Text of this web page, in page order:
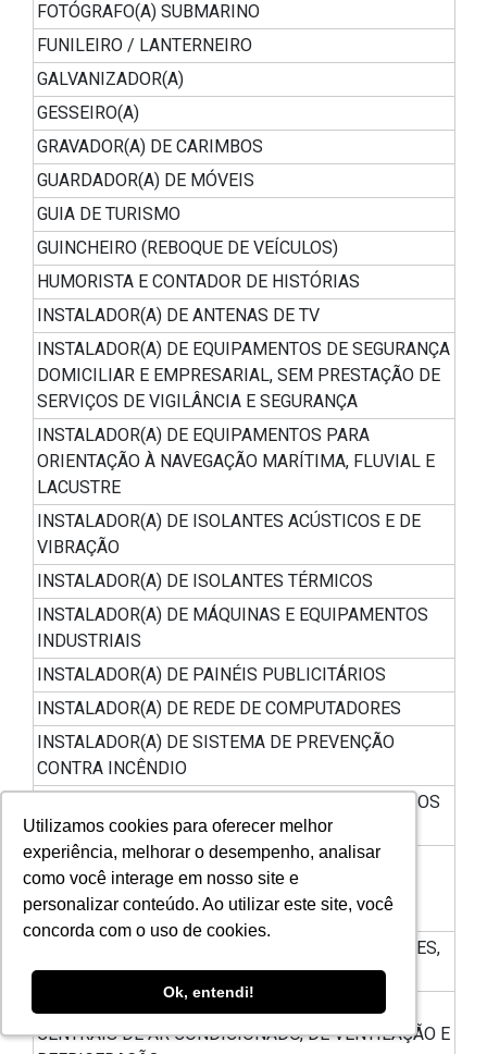
Utilizamos cookies para oferecer melhor
experiência, melhorar o desempenho, analisar
como você interage em nosso site e
personalizar conteúdo. Ao utilizar este site, você
concorda com o uso de cookies.
Ok, entendi!
Utilizamos cookies para oferecer melhor
experiência, melhorar o desempenho, analisar
como você interage em nosso site e
personalizar conteúdo. Ao utilizar este site, você
concorda com o uso de cookies.
Ok, entendi!
FOTÓGRAFO(A) SUBMARINO
FUNILEIRO / LANTERNEIRO
GALVANIZADOR(A)
GESSEIRO(A)
GRAVADOR(A) DE CARIMBOS
GUARDADOR(A) DE MÓVEIS
GUIA DE TURISMO
GUINCHEIRO (REBOQUE DE VEÍCULOS)
HUMORISTA E CONTADOR DE HISTÓRIAS
INSTALADOR(A) DE ANTENAS DE TV
INSTALADOR(A) DE EQUIPAMENTOS DE SEGURANÇA
DOMICILIAR E EMPRESARIAL, SEM PRESTAÇÃO DE
SERVIÇOS DE VIGILÂNCIA E SEGURANÇA
INSTALADOR(A) DE EQUIPAMENTOS PARA
ORIENTAÇÃO À NAVEGAÇÃO MARÍTIMA, FLUVIAL E
LACUSTRE
INSTALADOR(A) DE ISOLANTES ACÚSTICOS E DE
VIBRAÇÃO
INSTALADOR(A) DE ISOLANTES TÉRMICOS
INSTALADOR(A) DE MÁQUINAS E EQUIPAMENTOS
INDUSTRIAIS
INSTALADOR(A) DE PAINÉIS PUBLICITÁRIOS
INSTALADOR(A) DE REDE DE COMPUTADORES
INSTALADOR(A) DE SISTEMA DE PREVENÇÃO
CONTRA INCÊNDIO
INSTALADOR(A) E REPARADOR (A) DE ACESSÓRIOS
AUTOMOTIVOS
INSTALADOR(A) E REPARADOR DE COFRES,
TRANCAS E TRAVAS DE SEGURANÇA (INCLUÍDO
PELA RESOLUÇÃO CGSN Nº 117/2014)
INSTALADOR(A) E REPARADOR(A) DE ELEVADORES,
ESCADAS E ESTEIRAS ROLANTES
INSTALADOR(A) E REPARADOR(A) DE SISTEMAS
CENTRAIS DE AR CONDICIONADO, DE VENTILAÇÃO E